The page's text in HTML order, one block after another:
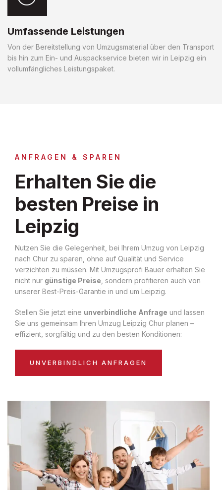
Umfassende Leistungen
Von der Bereitstellung von Umzugsmaterial über den Transport
bis hin zum Ein- und Auspackservice bieten wir in Leipzig ein
vollumfängliches Leistungspaket.
ANFRAGEN & SPAREN
Erhalten Sie die
besten Preise in
Leipzig
Nutzen Sie die Gelegenheit, bei Ihrem Umzug von Leipzig
nach Chur zu sparen, ohne auf Qualität und Service
verzichten zu müssen. Mit Umzugsprofi Bauer erhalten Sie
nicht nur günstige Preise , sondern profitieren auch von
unserer Best-Preis-Garantie in und um Leipzig.
Stellen Sie jetzt eine unverbindliche Anfrage und lassen
Sie uns gemeinsam Ihren Umzug Leipzig Chur planen –
effizient, sorgfältig und zu den besten Konditionen:
UNVERBINDLICH ANFRAGEN